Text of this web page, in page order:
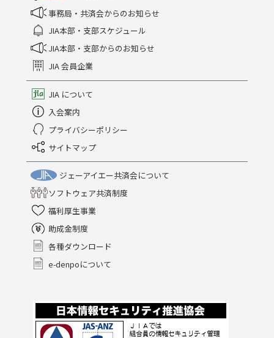
事務局・共済会からのお知らせ
JIA本部・支部スケジュール
JIA本部・支部からのお知らせ
JIA 会員企業
JIA について
入会案内
プライバシーポリシー
サイトマップ
ジェーアイエー共済会について
ソフトウェア共済制度
福利厚生事業
助成金制度
各種ダウンロード
e-denpoについて